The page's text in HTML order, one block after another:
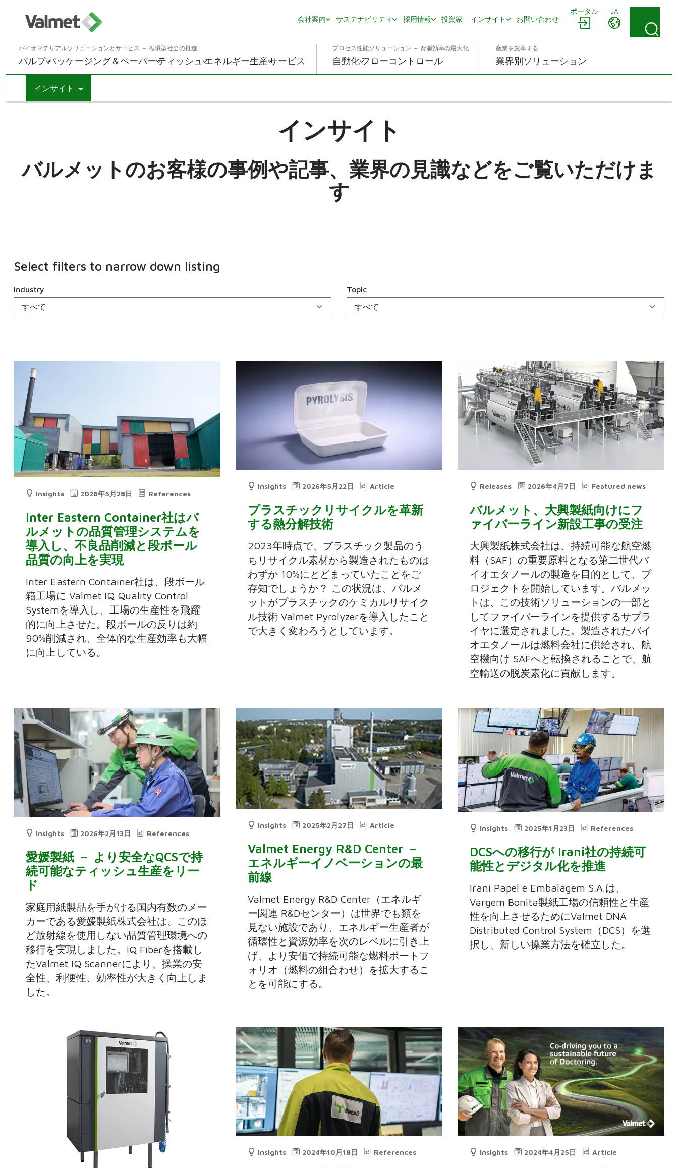
ポータル
JA
会社案内
サステナビリティ 採用情報 投資家 インサイト お問い合わせ
バイオマテリアルソリューションとサービス － 循環型社会の推進
パルプパッケージング＆ペーパーティッシュエネルギー生産サービス
プロセス性能ソリューション － 資源効率の最大化
自動化フローコントロール
産業を変革する
業界別ソリューション
インサイト
インサイト
バルメットのお客様の事例や記事、業界の見識などをご覧いただけま
す
Select filters to narrow down listing
Industry Topic
Insights 2026年5月28日 References
Inter Eastern Container社はバ
ルメットの品質管理システムを
導入し、不良品削減と段ボール
品質の向上を実現
Inter Eastern Container社は、段ボール
箱工場に Valmet IQ Quality Control
Systemを導入し、工場の生産性を飛躍
的に向上させた。段ボールの反りは約
90%削減され、全体的な生産効率も大幅
に向上している。
Insights 2026年5月22日 Article
プラスチックリサイクルを革新
する熱分解技術
2023年時点で、プラスチック製品のう
ちリサイクル素材から製造されたものは
わずか 10%にとどまっていたことをご
存知でしょうか？ この状況は、バルメ
ットがプラスチックのケミカルリサイク
ル技術 Valmet Pyrolyzerを導入したこと
で大きく変わろうとしています。
Releases 2026年4月7日 Featured news
バルメット、大興製紙向けにフ
ァイバーライン新設工事の受注
大興製紙株式会社は、持続可能な航空燃
料（SAF）の重要原料となる第二世代バ
イオエタノールの製造を目的として、プ
ロジェクトを開始しています。バルメッ
トは、この技術ソリューションの一部と
してファイバーラインを提供するサプラ
イヤに選定されました。製造されたバイ
オエタノールは燃料会社に供給され、航
空機向け SAFへと転換されることで、航
空輸送の脱炭素化に貢献します。
Insights 2026年2月13日 References
愛媛製紙 － より安全なQCSで持
続可能なティッシュ生産をリー
ド
家庭用紙製品を手がける国内有数のメー
カーである愛媛製紙株式会社は、このほ
ど放射線を使用しない品質管理環境への
移行を実現しました。IQ Fiberを搭載し
たValmet IQ Scannerにより、操業の安
全性、利便性、効率性が大きく向上しま
した。
Insights 2025年2月27日 Article
Valmet Energy R&D Center －
エネルギーイノベーションの最
前線
Valmet Energy R&D Center（エネルギ
ー関連 R&Dセンター）は世界でも類を
見ない施設であり、エネルギー生産者が
循環性と資源効率を次のレベルに引き上
げ、より安価で持続可能な燃料ポートフ
ォリオ（燃料の組合わせ）を拡大するこ
とを可能にする。
Insights 2025年1月23日 References
DCSへの移行が Irani社の持続可
能性とデジタル化を推進
Irani Papel e Embalagem S.A.は、
Vargem Bonita製紙工場の信頼性と生産
性を向上させるためにValmet DNA
Distributed Control System（DCS）を選
択し、新しい操業方法を確立した。
Insights 2024年10月18日 References Insights 2024年4月25日 Article